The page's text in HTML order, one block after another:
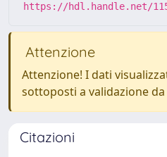
https://hdl.handle.net/
Attenzione
Attenzione! I dati
sottoposti a validazione
Citazioni